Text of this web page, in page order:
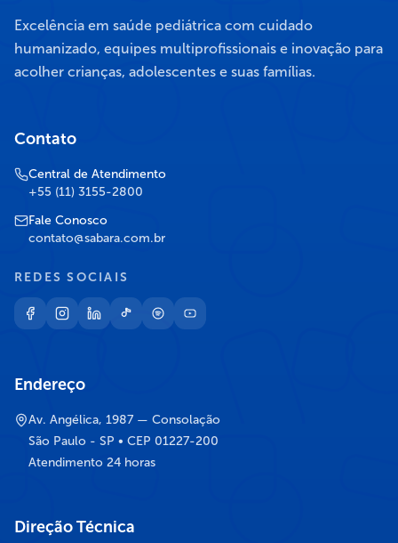
Excelência em saúde pediátrica com cuidado
humanizado, equipes multiprofissionais e inovação para
acolher crianças, adolescentes e suas famílias.
Contato
Central de Atendimento
+55 (11) 3155-2800
Fale Conosco
contato@sabara.com.br
REDES SOCIAIS
Endereço
Av. Angélica, 1987 — Consolação
São Paulo - SP • CEP 01227-200
Atendimento 24 horas
Direção Técnica